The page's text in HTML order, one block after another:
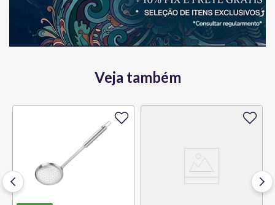
Veja também